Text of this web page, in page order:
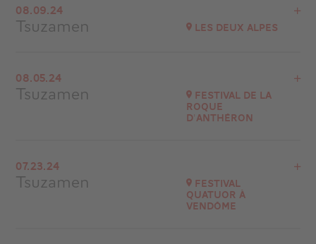
Festival Abbaye de Sylvanès
at21H00
08.09.24
Tsuzamen Les Deux Alpes
Les Deux Alpes
08.05.24
Tsuzamen Festival de la
Roque
d'Anthéron
Château Bas de Mimet (13)
at21H00
07.23.24
Tsuzamen Festival
Quatuor à
Vendôme